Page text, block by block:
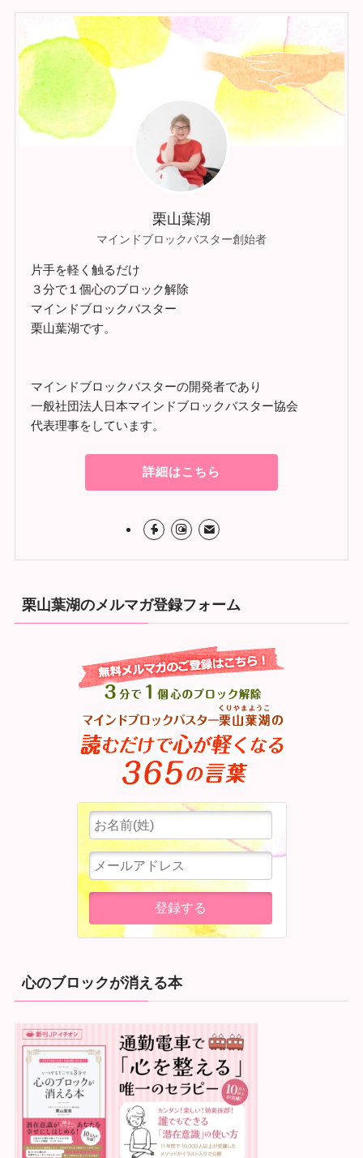
栗山葉湖
マインドブロックバスター創始者
片手を軽く触るだけ
３分で１個心のブロック解除
マインドブロックバスター
栗山葉湖です。
マインドブロックバスターの開発者であり
一般社団法人日本マインドブロックバスター協会
代表理事をしています。
詳細はこちら
栗山葉湖のメルマガ登録フォーム
心のブロックが消える本